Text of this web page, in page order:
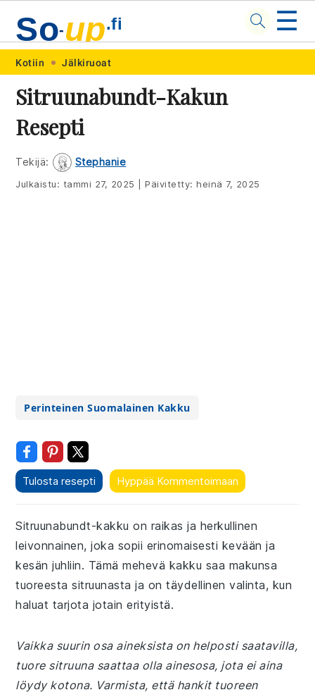
Skip
primary
navigation
Skip
main
content
Skip
primary
sidebar
Skip
footer
So-up.fi ☰
Kotiin Jälkiruoat
Sitruunabundt-Kakun
Resepti
Tekijä: Stephanie
Julkaistu: tammi 27, 2025 Päivitetty:heinä 7, 2025
Perinteinen Suomalainen Kakku
Tulosta resepti Hyppää Kommentoimaan
Sitruunabundt-kakku on raikas ja herkullinen
leivonnainen, joka sopii erinomaisesti kevään ja
kesän juhliin. Tämä mehevä kakku saa makunsa
tuoreesta sitruunasta ja on täydellinen valinta, kun
haluat tarjota jotain erityistä.
Vaikka suurin osa aineksista on helposti saatavilla,
tuore sitruuna saattaa olla ainesosa, jota ei aina
löydy kotona. Varmista, että hankit tuoreen